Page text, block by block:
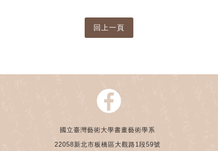
國立臺灣藝術大學書畫藝術學系
22058新北市板橋區大觀路1段59號